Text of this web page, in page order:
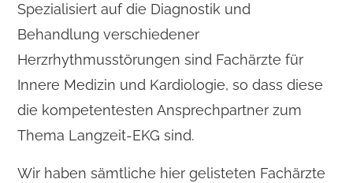
Spezialisiert auf die Diagnostik und
Behandlung verschiedener
Herzrhythmusstörungen sind Fachärzte für
Innere Medizin und Kardiologie, so dass diese
die kompetentesten Ansprechpartner zum
Thema Langzeit-EKG sind.
Wir haben sämtliche hier gelisteten Fachärzte